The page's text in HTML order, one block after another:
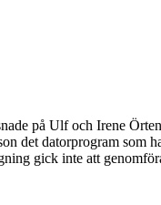
på Ulf och Irene
det datorprogram som
gick inte att